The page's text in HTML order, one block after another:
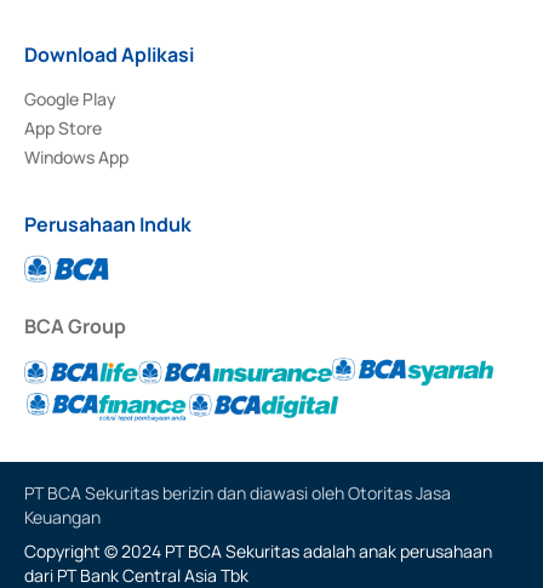
Download Aplikasi
Google Play
App Store
Windows App
Perusahaan Induk
BCA Group
PT BCA Sekuritas berizin dan diawasi oleh Otoritas Jasa
Keuangan
Copyright © 2024 PT BCA Sekuritas adalah anak perusahaan
dari PT Bank Central Asia Tbk